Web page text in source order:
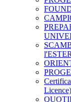
Licence)